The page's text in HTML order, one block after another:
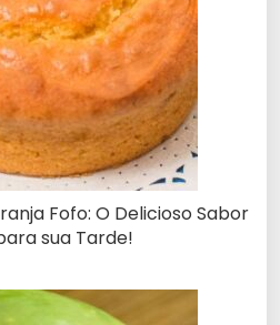
Fofo: O Delicioso Sabor
sua Tarde!